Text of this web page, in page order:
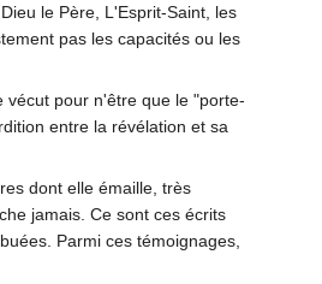
le Père, L'Esprit-Saint, les
pas les capacités ou les
vécut pour n'être que le "porte-
entre la révélation et sa
dont elle émaille, très
jamais. Ce sont ces écrits
Parmi ces témoignages,